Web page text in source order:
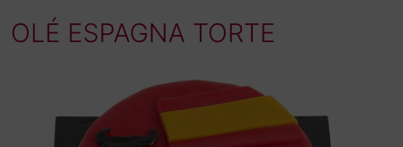
OLÉ ESPAGNA TORTE